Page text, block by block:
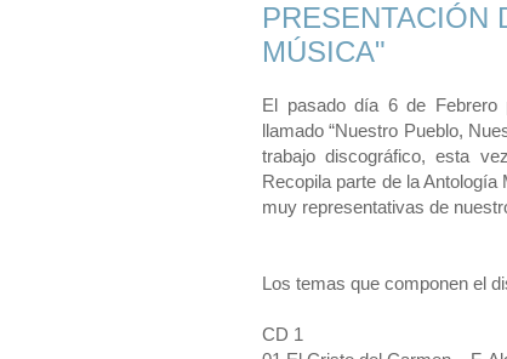
PRESENTACIÓN
MÚSICA"
El pasado día 6 de Febrero
llamado “Nuestro Pueblo,
trabajo discográfico, esta
Recopila parte de la
muy representativas de
Los temas que componen el
CD 1